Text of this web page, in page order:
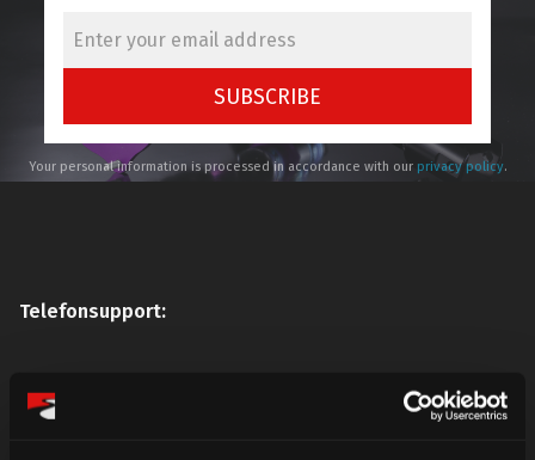
SUBSCRIBE
Your personal information is processed in accordance with our privacy policy.
Telefonsupport:
Mån-Tors: 10:30-15:00